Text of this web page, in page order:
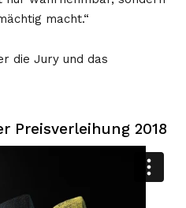
macht.“
die Jury und das
Preisverleihung 2018